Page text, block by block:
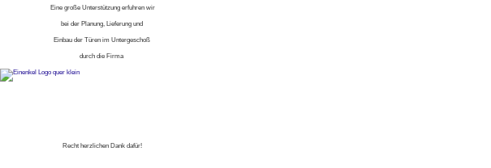
Eine große Unterstützung erfuhren wir
bei der Planung, Lieferung und
Einbau der Türen im Untergeschoß
durch die Firma
Recht herzlichen Dank dafür!